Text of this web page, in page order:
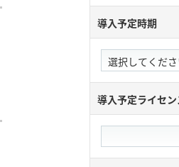
導入予定時期
導入予定ライセ